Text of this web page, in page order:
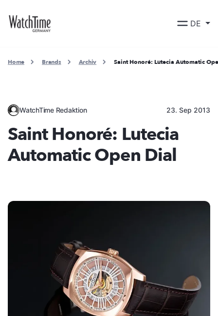
DE
Home Brands Archiv Saint Honoré: Lutecia Automatic
WatchTime Redaktion 23. Sep 2013
Saint Honoré: Lutecia
Automatic Open Dial